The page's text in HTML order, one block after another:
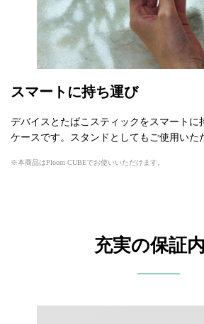
スマートに持ち運び
デバイスとたばこスティックをスマートに
ケースです。スタンドとしてもご使用いた
本商品はPloom CUBEでお使いいただけます。
充実の保証